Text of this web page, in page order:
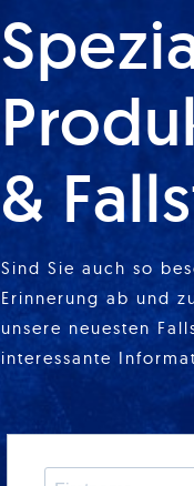
&
Sind Sie auch so
Erinnerung ab und
unsere neuesten
interessante